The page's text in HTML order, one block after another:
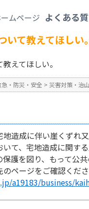
よくある
いて教えてほしい
えてほしい。
急・防災・安全 > 災害対策・治
造成に伴い崖くずれ
いて、宅地造成に関す
護を図り、もって公
ページをご確認くだ
a19183/business/